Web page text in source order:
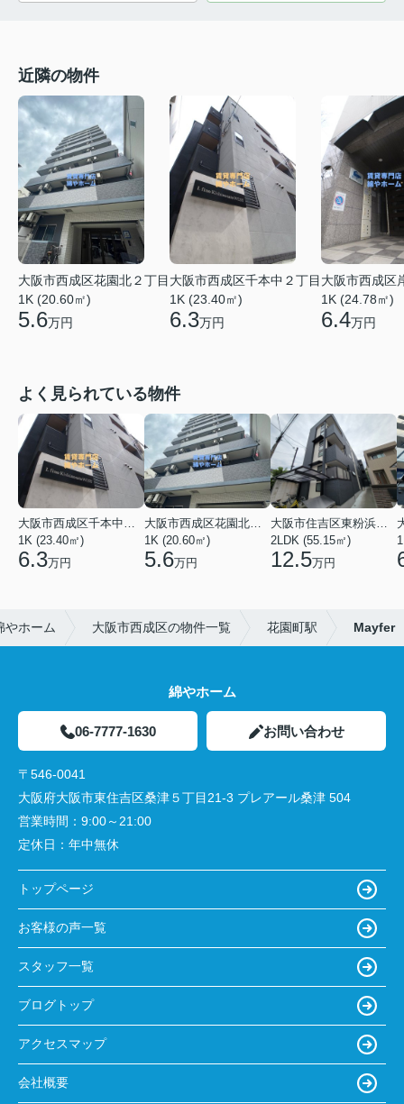
近隣の物件
大阪市西成区花園北２丁目
1K (20.60㎡)
5.6万円
大阪市西成区千本中２丁目
1K (23.40㎡)
6.3万円
大阪市西成区
1K (24.78㎡)
6.4万円
よく見られている物件
1K (23.40㎡)
6.3万円
1K (20.60㎡)
5.6万円
2LDK (55.15㎡)
12.5万円
やホーム 大阪市西成区の物件一覧 花園町駅 Mayfer
綿やホーム
06-7777-1630 お問い合わせ
〒546-0041
大阪府大阪市東住吉区桑津５丁目21-3 プレアール桑津 504
営業時間： 9:00～21:00
定休日： 年中無休
トップページ
お客様の声一覧
スタッフ一覧
ブログトップ
アクセスマップ
会社概要